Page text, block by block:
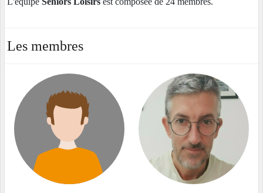
Les membres